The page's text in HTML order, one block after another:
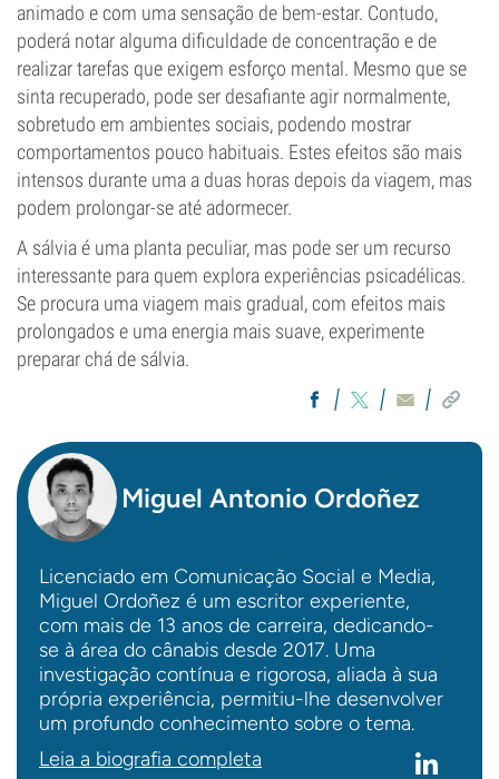
animado e com uma sensação de bem-estar. Contudo,
poderá notar alguma dificuldade de concentração e de
realizar tarefas que exigem esforço mental. Mesmo que se
sinta recuperado, pode ser desafiante agir normalmente,
sobretudo em ambientes sociais, podendo mostrar
comportamentos pouco habituais. Estes efeitos são mais
intensos durante uma a duas horas depois da viagem, mas
podem prolongar-se até adormecer.
A sálvia é uma planta peculiar, mas pode ser um recurso
interessante para quem explora experiências psicadélicas.
Se procura uma viagem mais gradual, com efeitos mais
prolongados e uma energia mais suave, experimente
preparar chá de sálvia.
Miguel Antonio Ordoñez
Licenciado em Comunicação Social e Media,
Miguel Ordoñez é um escritor experiente,
com mais de 13 anos de carreira, dedicando-
se à área do cânabis desde 2017. Uma
investigação contínua e rigorosa, aliada à sua
própria experiência, permitiu-lhe desenvolver
um profundo conhecimento sobre o tema.
Leia a biografia completa